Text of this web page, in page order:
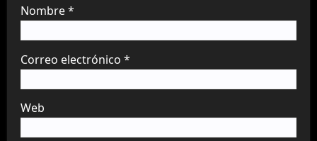
Nombre*
Correo electrónico *
Web